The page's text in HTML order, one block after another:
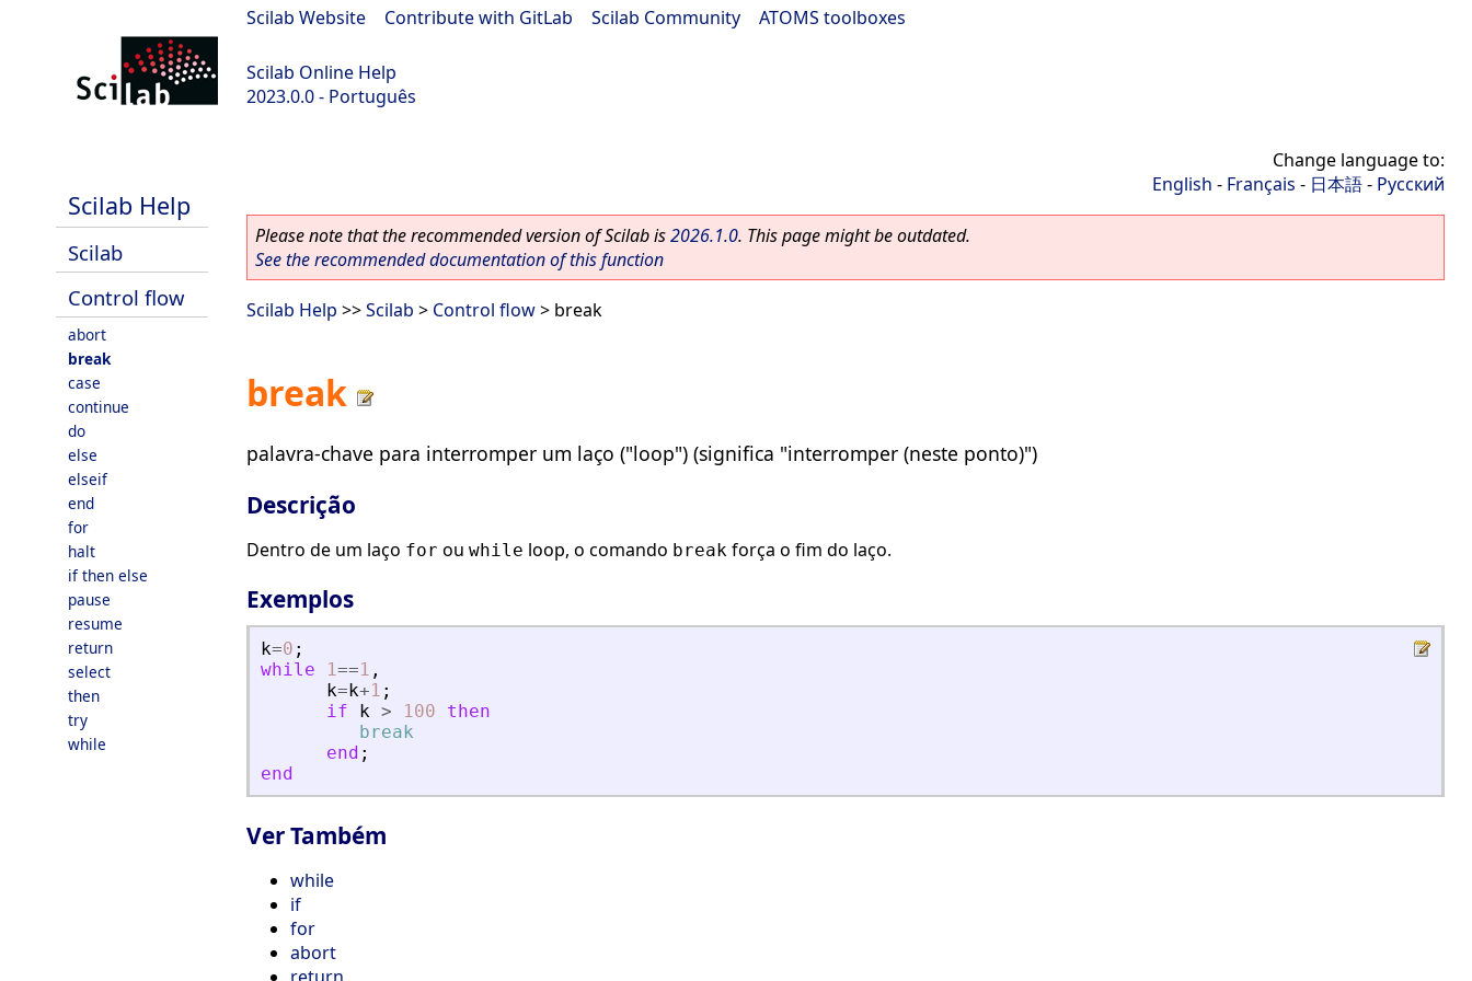
Scilab Website Contribute with GitLab Scilab Community ATOMS toolboxes
Scilab Online Help
2023.0.0 - Português
Scilab Help
Scilab
Control flow
abort
break
case
continue
do
else
elseif
end
for
halt
if then else
pause
resume
return
select
then
try
while
Change language to:
English - Français - 日本語- Русский
Please note that the recommended version of Scilab is2026.1.0. This page might be outdated.
See the recommended documentation of this function
Scilab Help >>Scilab > Control flow> break
break
palavra-chave para interromper um laço ("loop") (significa "interromper (neste ponto)")
Descrição
Dentro de um laço for ou while loop, o comando break força o fim do laço.
Exemplos
k=0 ;
while
1==1 ,
k= k+1 ;
if
k > 100
then
break
end ;
end
Ver Também
while
if
for
abort